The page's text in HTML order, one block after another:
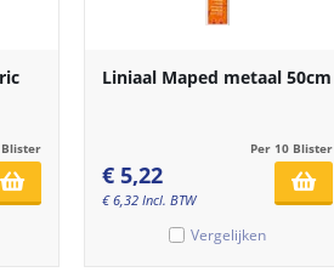
Blister
Liniaal Maped metaal 50cm
Per 10 Blister
€ 5,22
€6,32 Incl. BTW
Vergelijken